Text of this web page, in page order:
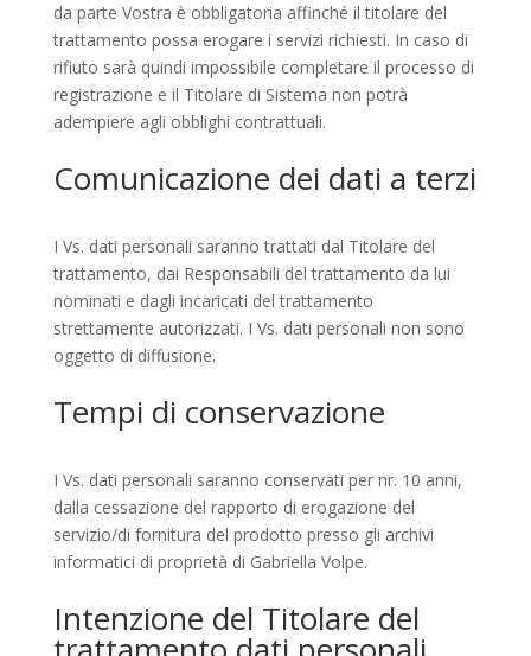
da parte Vostra è obbligatoria affinché il titolare del
trattamento possa erogare i servizi richiesti. In caso di
rifiuto sarà quindi impossibile completare il processo di
registrazione e il Titolare di Sistema non potrà
adempiere agli obblighi contrattuali.
Comunicazione dei dati a terzi
I Vs. dati personali saranno trattati dal Titolare del
trattamento, dai Responsabili del trattamento da lui
nominati e dagli incaricati del trattamento
strettamente autorizzati. I Vs. dati personali non sono
oggetto di diffusione.
Tempi di conservazione
I Vs. dati personali saranno conservati per nr. 10 anni,
dalla cessazione del rapporto di erogazione del
servizio/di fornitura del prodotto presso gli archivi
informatici di proprietà di Gabriella Volpe.
Intenzione del Titolare del